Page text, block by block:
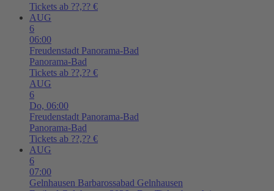
Tickets ab ??,?? €
AUG
6
06:00
Freudenstadt Panorama-Bad
Panorama-Bad
Tickets ab ??,?? €
AUG
6
Do, 06:00
Freudenstadt Panorama-Bad
Panorama-Bad
Tickets ab ??,?? €
AUG
6
07:00
Gelnhausen Barbarossabad Gelnhausen